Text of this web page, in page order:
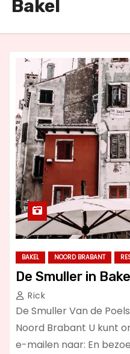
Bakel
BAKEL NOORD BRABANT
De Smuller in
Rick
De Smuller Van de
Noord Brabant U kunt
e-mailen naar: En